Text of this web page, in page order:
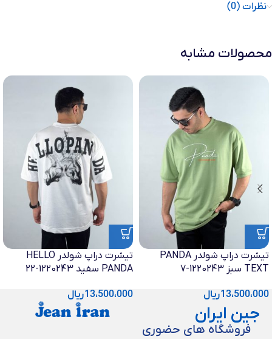
نظرات (0)
محصولات مشابه
تیشرت دراپ شولدر PANDA
TEXT سبز 1220243-7
13،500،000ریال
تیشرت دراپ شولدر HELLO
PANDA سفید 1220243-22
13،500،000ریال
جین ایران
فروشگاه های حضوری